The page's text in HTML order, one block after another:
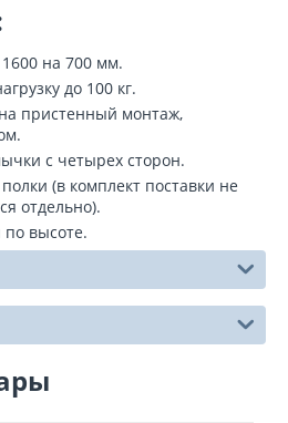
на 700 мм.
до 100 кг.
пристенный монтаж,
с четырех сторон.
(в комплект поставки не
отдельно).
высоте.